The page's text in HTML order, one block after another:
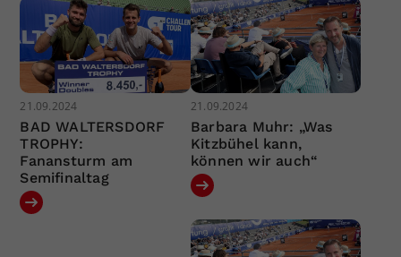
21.09.2024
BAD WALTERSDORF
TROPHY:
Fanansturm am
Semifinaltag
21.09.2024
Barbara Muhr: „Was
Kitzbühel kann,
können wir auch“